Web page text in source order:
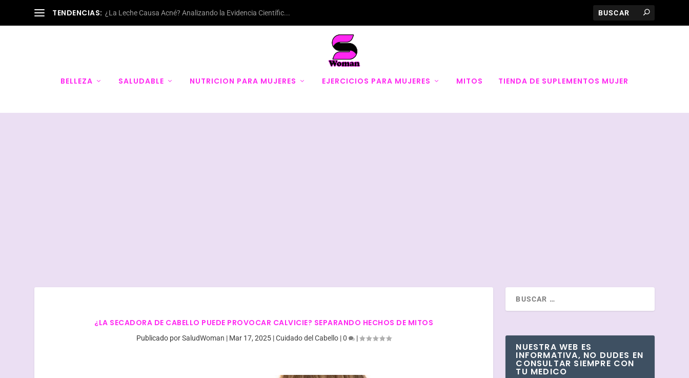
TENDENCIAS: ¿La Leche Causa Acné? Analizando la Evidencia Científic...
BELLEZA SALUDABLE NUTRICION PARA MUJERES EJERCICIOS PARA MUJERES MITOS TIENDA DE SUPLEMENTOS MUJER
¿LA SECADORA DE CABELLO PUEDE PROVOCAR CALVICIE? SEPARANDO HECHOS DE MITOS
Publicado porSaludWoman | Mar 17, 2025 |Cuidado del Cabello |0 |
NUESTRA WEB ES
INFORMATIVA, NO DUDES EN
CONSULTAR SIEMPRE CON
TU MEDICO